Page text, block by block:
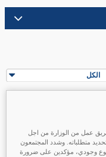
الكل
عمل من الوزارة من اجل
متطلباته. وشدد المجتمعون
وجودي، مؤكدين على ضرورة